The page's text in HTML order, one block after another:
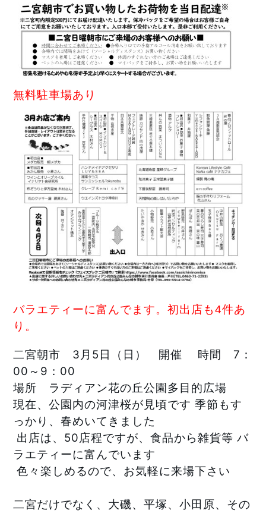
無料駐車場あり
バラエティーに富んでます。初出店も4件あ
り。
二宮朝市　3月5日（日）　開催 　時間　7：
00～9：00
場所　ラディアン花の丘公園多目的広場
現在、公園内の河津桜が見頃です 季節もす
っかり、春めいてきました
ラエティーに富んでいます
色々楽しめるので、お気軽に来場下さい
二宮だけでなく、大磯、平塚、小田原、その